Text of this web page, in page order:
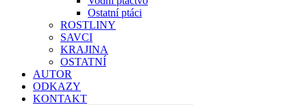
Ostatní ptáci
ROSTLINY
SAVCI
KRAJINA
OSTATNÍ
AUTOR
ODKAZY
KONTAKT